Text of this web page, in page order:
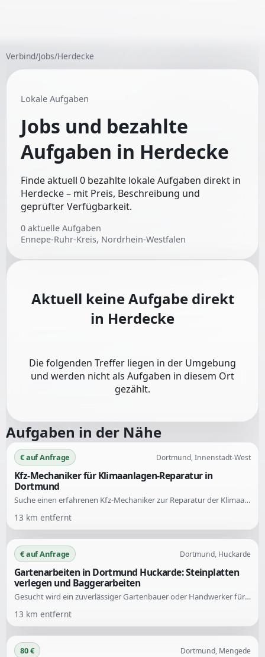
Verbind/Jobs/Herdecke
Lokale Aufgaben
Jobs und bezahlte
Aufgaben in Herdecke
Finde aktuell 0 bezahlte lokale Aufgaben direkt in
Herdecke – mit Preis, Beschreibung und
geprüfter Verfügbarkeit.
0 aktuelle Aufgaben
Ennepe-Ruhr-Kreis, Nordrhein-Westfalen
Aktuell keine Aufgabe direkt
in Herdecke
Die folgenden Treffer liegen in der Umgebung
und werden nicht als Aufgaben in diesem Ort
gezählt.
Aufgaben in der Nähe
€ auf Anfrage Dortmund, Innenstadt-West
Kfz-Mechaniker für Klimaanlagen-Reparatur in
Dortmund
Suche einen erfahrenen Kfz-Mechaniker zur Reparatur der Klimaanlage meines BMW X4 (Baujahr 2014, 190 PS). Bisher durchgeführte Maßnahmen umfassen Klimaservice, Austausch des Regelventils und Fehleranalyse ohne Befund. Die Klimaanlage baut jedoch keinen Druck auf und kühlt nicht.
13 km entfernt
€ auf Anfrage Dortmund, Huckarde
Gartenarbeiten in Dortmund Huckarde: Steinplatten
verlegen und Baggerarbeiten
Gesucht wird ein zuverlässiger Gartenbauer oder Handwerker für die Verlegung von Betonplatten in Dortmund Huckarde. Die Arbeiten umfassen das Ausheben von Rasen und Erde sowie die fachgerechte Vorbereitung des Unterbaus für die Plattenverlegung.
13 km entfernt
80 € Dortmund, Mengede